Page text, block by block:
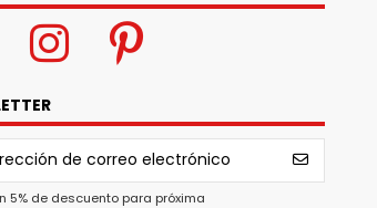
5% de descuento para próxima